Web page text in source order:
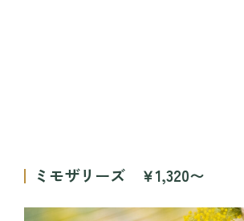
ミモザリーズ ￥1,320〜